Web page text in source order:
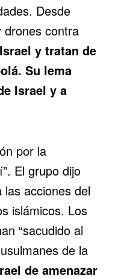
Desde
contra
y tratan de
Su lema
Israel y a
por la
El grupo dijo
las acciones del
islámicos. Los
“sacudido al
de la
de amenazar